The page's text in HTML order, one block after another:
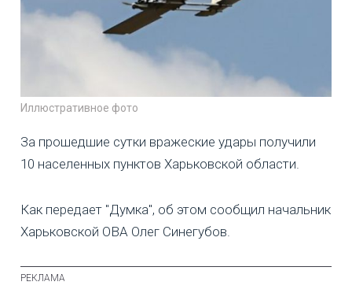
Иллюстративное фото
За прошедшие сутки вражеские удары получили
10 населенных пунктов Харьковской области.
Как передает "Думка", об этом сообщил начальник
Харьковской ОВА Олег Синегубов.